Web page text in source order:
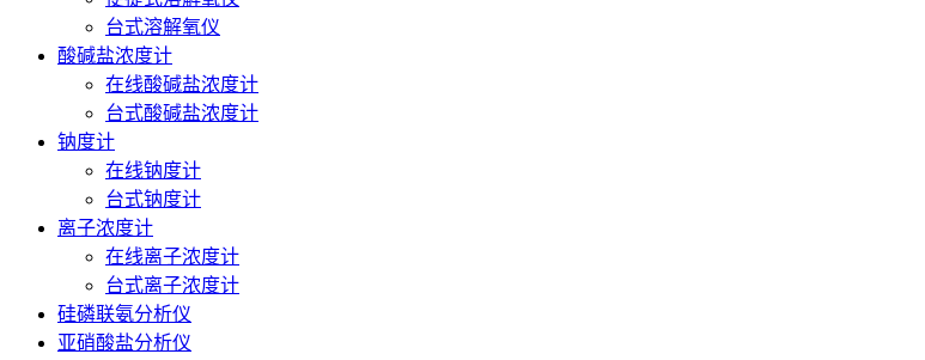
台式溶解氧仪
酸碱盐浓度计
在线酸碱盐浓度计
台式酸碱盐浓度计
钠度计
在线钠度计
台式钠度计
离子浓度计
在线离子浓度计
台式离子浓度计
硅磷联氨分析仪
亚硝酸盐分析仪